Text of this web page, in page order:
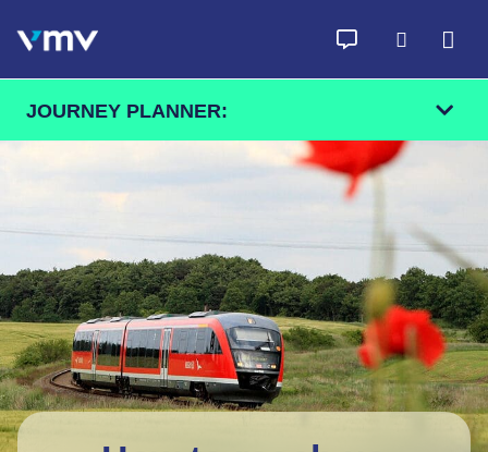
JOURNEY PLANNER:
Find